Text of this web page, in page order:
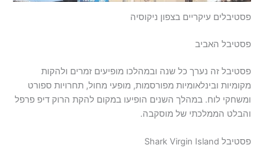
פסטיבלים עיקריים בצפון ניקוסיה
פסטיבל האביב
פסטיבל זה נערך כל שנה ובמהלכו מופיעים זמרים ולהקות
מקומיות ובינלאומיות מפורסמות, מופעי מחול, תחרויות ספורט
ומשחקי לוח. במהלך השנים הופיעו במקום להקת הרוק דיפ פרפל
והבלט הממלכתי של מוסקבה.
פסטיבל Shark Virgin Island